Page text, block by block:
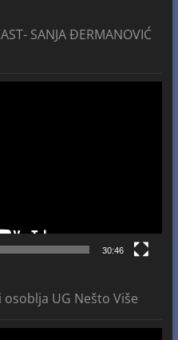
SANJA ĐERMANOVIĆ
30:46
UG Nešto Više